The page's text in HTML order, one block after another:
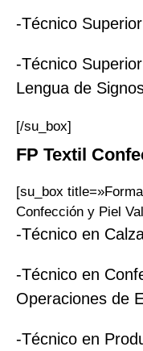
-Técnico
-Técnico
Lengua de
[/su_box]
FP Textil
[su_box
Confección y Piel
-Técnico en
-Técnico en
Operaciones de
-Técnico en